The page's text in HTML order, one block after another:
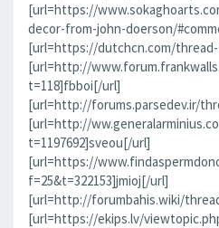
[url=https://
decor-from-john-doerson/
[url=https://dutchcn.com/
[url=http://
t=118]fbboi[/url]
[url=http://forums.parsedev.ir/
[url=http://
t=1197692]sveou[/url]
[url=https://
f=25&t=322153]jmioj[/url]
[url=http://forumbahis.wiki/
[url=https://ekips.lv/